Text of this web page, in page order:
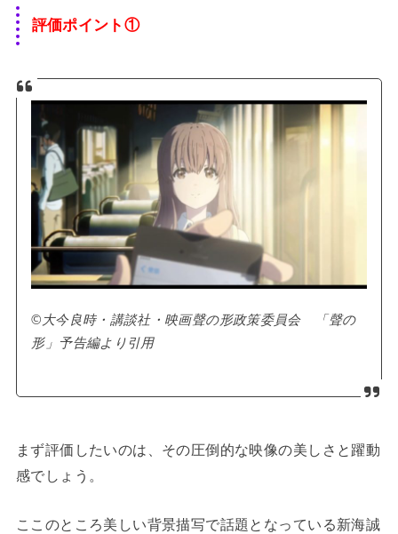
評価ポイント①
©大今良時・講談社・映画聲の形政策委員会 「聲の
形」予告編より引用
まず評価したいのは、その圧倒的な映像の美しさと躍動
感でしょう。
ここのところ美しい背景描写で話題となっている新海誠